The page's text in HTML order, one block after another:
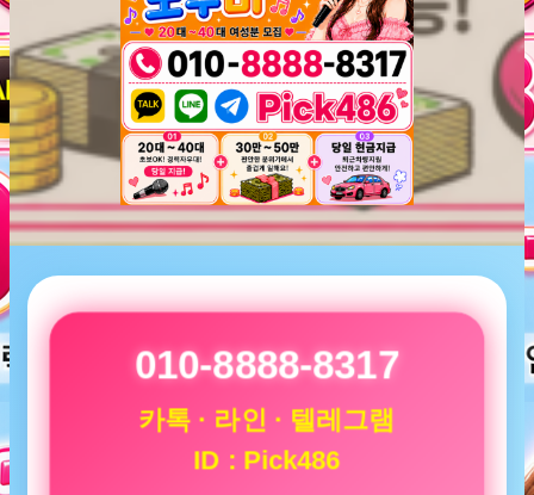
010-8888-8317
카톡 · 라인 · 텔레그램
ID : Pick486